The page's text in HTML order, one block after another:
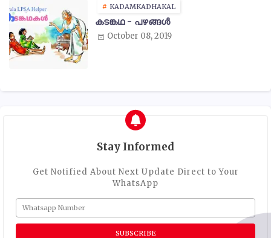
KADAMKADHAKAL
കടങ്കഥ - പഴങ്ങൾ
October 08, 2019
Stay Informed
Get Notified About Next Update Direct to Your
WhatsApp